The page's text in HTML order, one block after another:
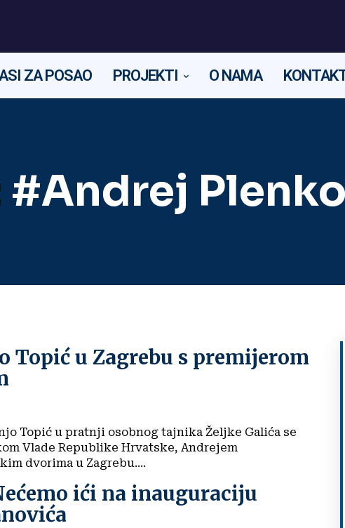
ZA POSAO PROJEKTI O NAMA
#Andrej
Topić u Zagrebu s premijerom
Topić u pratnji osobnog tajnika Željke Galića se
Vlade Republike Hrvatske, Andrejem
dvorima u Zagrebu....
ići na inauguraciju